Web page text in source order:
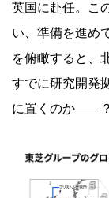
英国に赴任。こ
い、準備を進め
を俯瞰すると、
すでに研究開発
に置くのか――？